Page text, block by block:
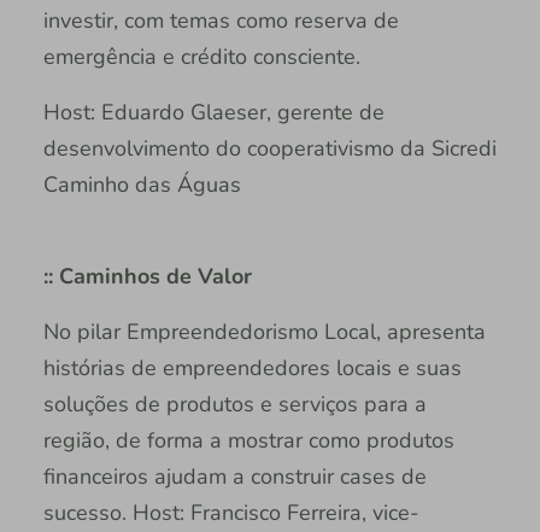
investir, com temas como reserva de
emergência e crédito consciente.
Host: Eduardo Glaeser, gerente de
desenvolvimento do cooperativismo da Sicredi
Caminho das Águas
:: Caminhos de Valor
No pilar Empreendedorismo Local, apresenta
histórias de empreendedores locais e suas
soluções de produtos e serviços para a
região, de forma a mostrar como produtos
financeiros ajudam a construir cases de
sucesso. Host: Francisco Ferreira, vice-